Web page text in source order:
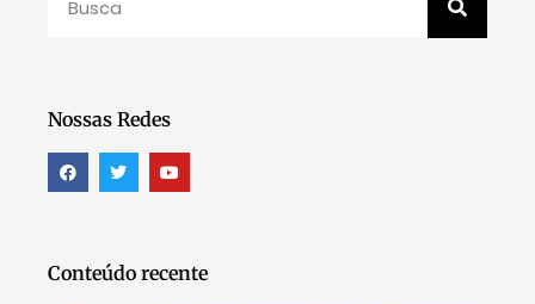
Nossas Redes
Conteúdo recente